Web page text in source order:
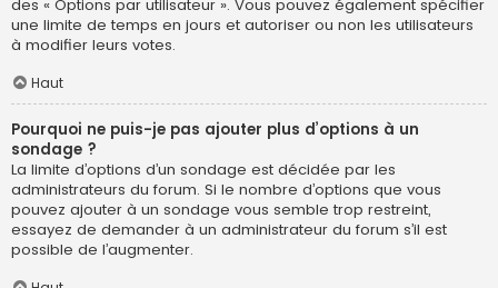
des « Options par utilisateur ». Vous pouvez également spécifier
une limite de temps en jours et autoriser ou non les utilisateurs
à modifier leurs votes.
Haut
Pourquoi ne puis-je pas ajouter plus d’options à un
sondage ?
La limite d’options d’un sondage est décidée par les
administrateurs du forum. Si le nombre d’options que vous
pouvez ajouter à un sondage vous semble trop restreint,
essayez de demander à un administrateur du forum s’il est
possible de l’augmenter.